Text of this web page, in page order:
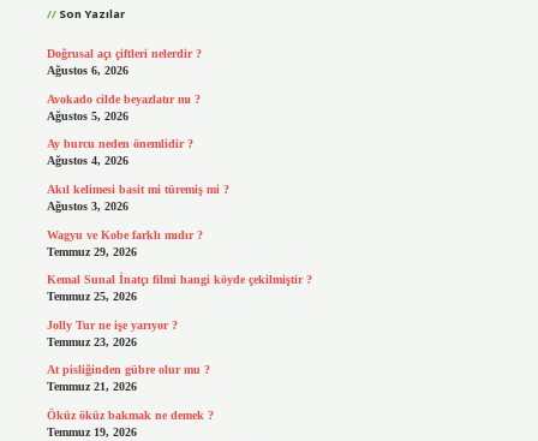
Son Yazılar
Doğrusal açı çiftleri nelerdir ?
Ağustos 6, 2026
Avokado cilde beyazlatır mı ?
Ağustos 5, 2026
Ay burcu neden önemlidir ?
Ağustos 4, 2026
Akıl kelimesi basit mi türemiş mi ?
Ağustos 3, 2026
Wagyu ve Kobe farklı mıdır ?
Temmuz 29, 2026
Kemal Sunal İnatçı filmi hangi köyde çekilmiştir ?
Temmuz 25, 2026
Jolly Tur ne işe yarıyor ?
Temmuz 23, 2026
At pisliğinden gübre olur mu ?
Temmuz 21, 2026
Öküz öküz bakmak ne demek ?
Temmuz 19, 2026